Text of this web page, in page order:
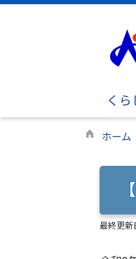
くら
ホーム
最終更新